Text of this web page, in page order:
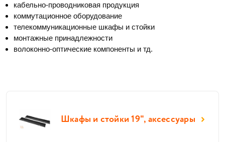
кабельно-проводниковая продукция
коммутационное оборудование
телекоммуникационные шкафы и стойки
монтажные принадлежности
волоконно-оптические компоненты и тд.
Шкафы и стойки 19", аксессуары